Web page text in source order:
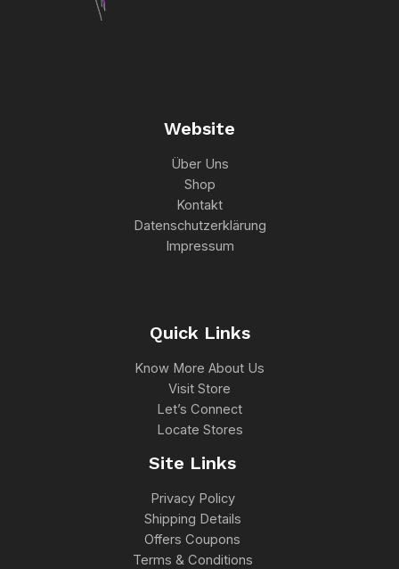
Website
Über Uns
Shop
Kontakt
Datenschutzerklärung
Impressum
Quick Links
Know More About Us
Visit Store
Let’s Connect
Locate Stores
Site Links
Privacy Policy
Shipping Details
Offers Coupons
Terms & Conditions